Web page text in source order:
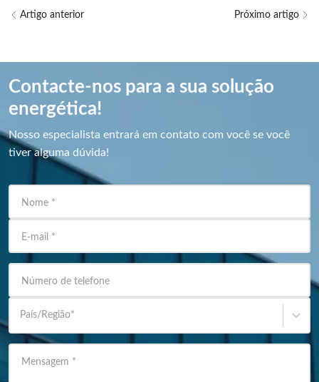
Artigo anterior Próximo artigo
Contacte-nos para a sua solução
energética!
Nosso especialista entrará em contato com você se você
tiver alguma dúvida!
Nome *
E-mail *
Número de telefone
País/Região*
Mensagem *